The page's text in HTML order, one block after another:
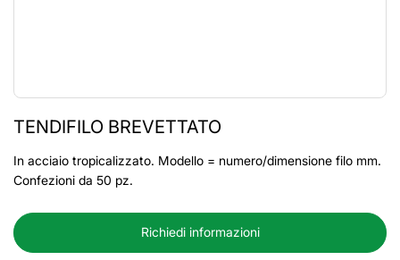
TENDIFILO BREVETTATO
In acciaio tropicalizzato. Modello = numero/dimensione filo mm.
Confezioni da 50 pz.
Richiedi informazioni